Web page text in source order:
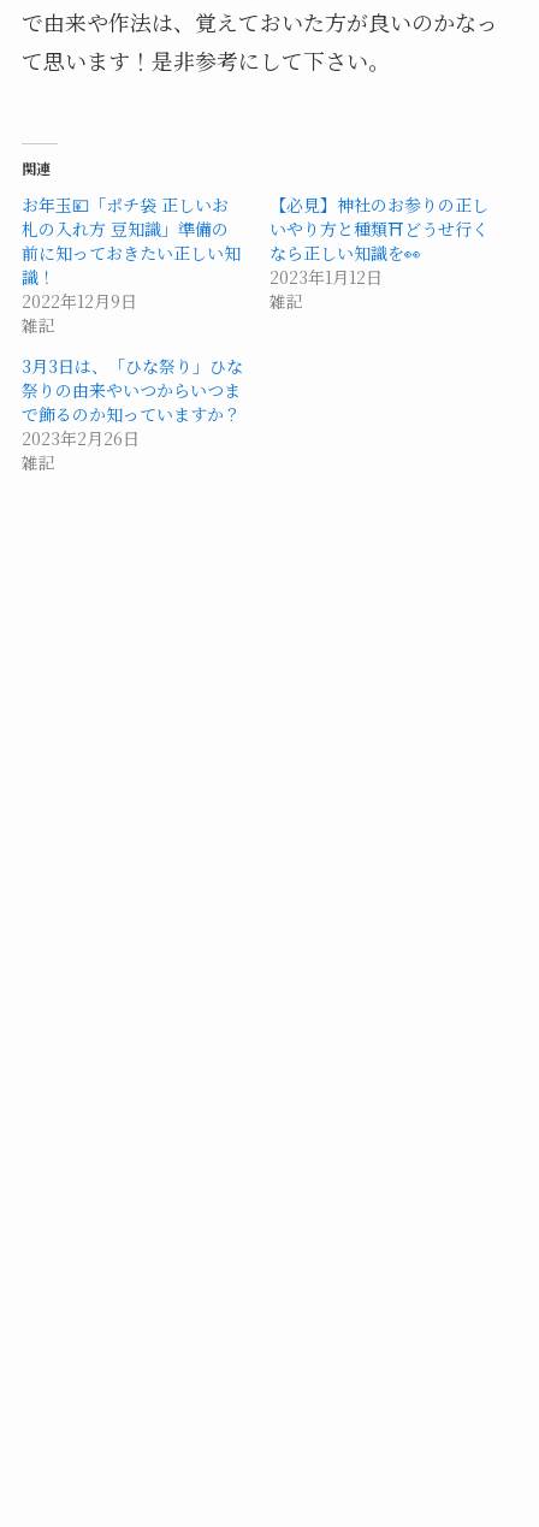
で由来や作法は、覚えておいた方が良いのかなっ
て思います！是非参考にして下さい。
関連
お年玉💴「ポチ袋 正しいお
札の入れ方 豆知識」準備の
前に知っておきたい正しい知
識！
2022年12月9日
雑記
【必見】神社のお参りの正し
いやり方と種類⛩️どうせ行く
なら正しい知識を👀
2023年1月12日
雑記
3月3日は、「ひな祭り」ひな
祭りの由来やいつからいつま
で飾るのか知っていますか？
2023年2月26日
雑記